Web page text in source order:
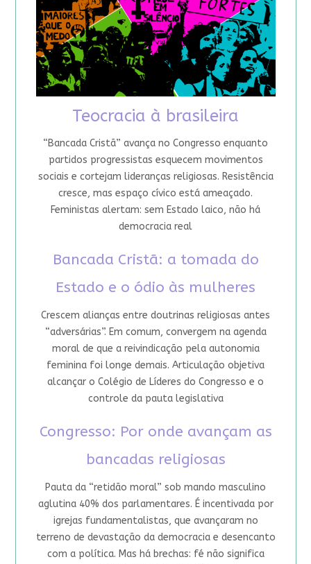
Teocracia à brasileira
“Bancada Cristã” avança no Congresso enquanto
partidos progressistas esquecem movimentos
sociais e cortejam lideranças religiosas. Resistência
cresce, mas espaço cívico está ameaçado.
Feministas alertam: sem Estado laico, não há
democracia real
Bancada Cristã: a tomada do
Estado e o ódio às mulheres
Crescem alianças entre doutrinas religiosas antes
“adversárias”. Em comum, convergem na agenda
moral de que a reivindicação pela autonomia
feminina foi longe demais. Articulação objetiva
alcançar o Colégio de Líderes do Congresso e o
controle da pauta legislativa
Congresso: Por onde avançam as
bancadas religiosas
Pauta da “retidão moral” sob mando masculino
aglutina 40% dos parlamentares. É incentivada por
igrejas fundamentalistas, que avançaram no
terreno de devastação da democracia e desencanto
com a política. Mas há brechas: fé não significa